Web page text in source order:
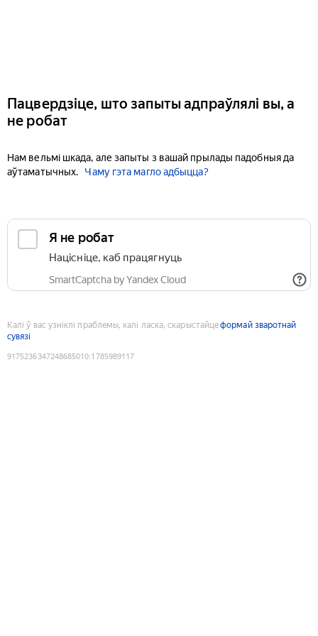
Пацвердзіце, што запыты адпраўлялі вы, а
не робат
Нам вельмі шкада, але запыты з вашай прылады падобныя да
аўтаматычных.
Чаму гэта магло адбыцца?
Я не робат
Націсніце, каб працягнуць
SmartCaptcha by Yandex Cloud
Калі ў вас узніклі праблемы, калі ласка, скарыстайцеформай зваротнай
сувязі
9175236347248685010:1785989117